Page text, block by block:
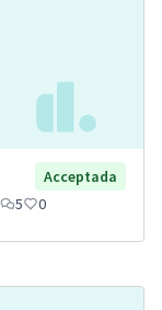
Acceptada
5 0